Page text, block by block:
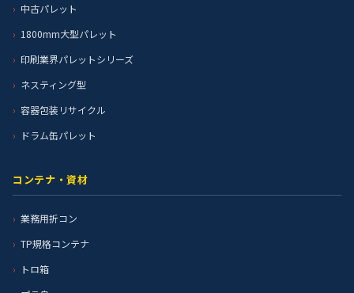
中古パレット
1800mm大型パレット
印刷業界パレットシリーズ
ネスティング型
容器包装リサイクル
ドラム缶パレット
コンテナ・資材
業務用折コン
TP規格コンテナ
トロ箱